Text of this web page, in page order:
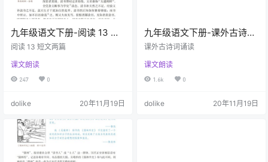
九年级语文下册-阅读 13 短
文两篇(P72-P76)
阅读 13 短文两篇
课文朗读
247 0
dolike 20年11月19日
九年级语文下册-课外古诗词
诵读(P69-P70)
课外古诗词诵读
课文朗读
1.6k 0
dolike 20年11月19日